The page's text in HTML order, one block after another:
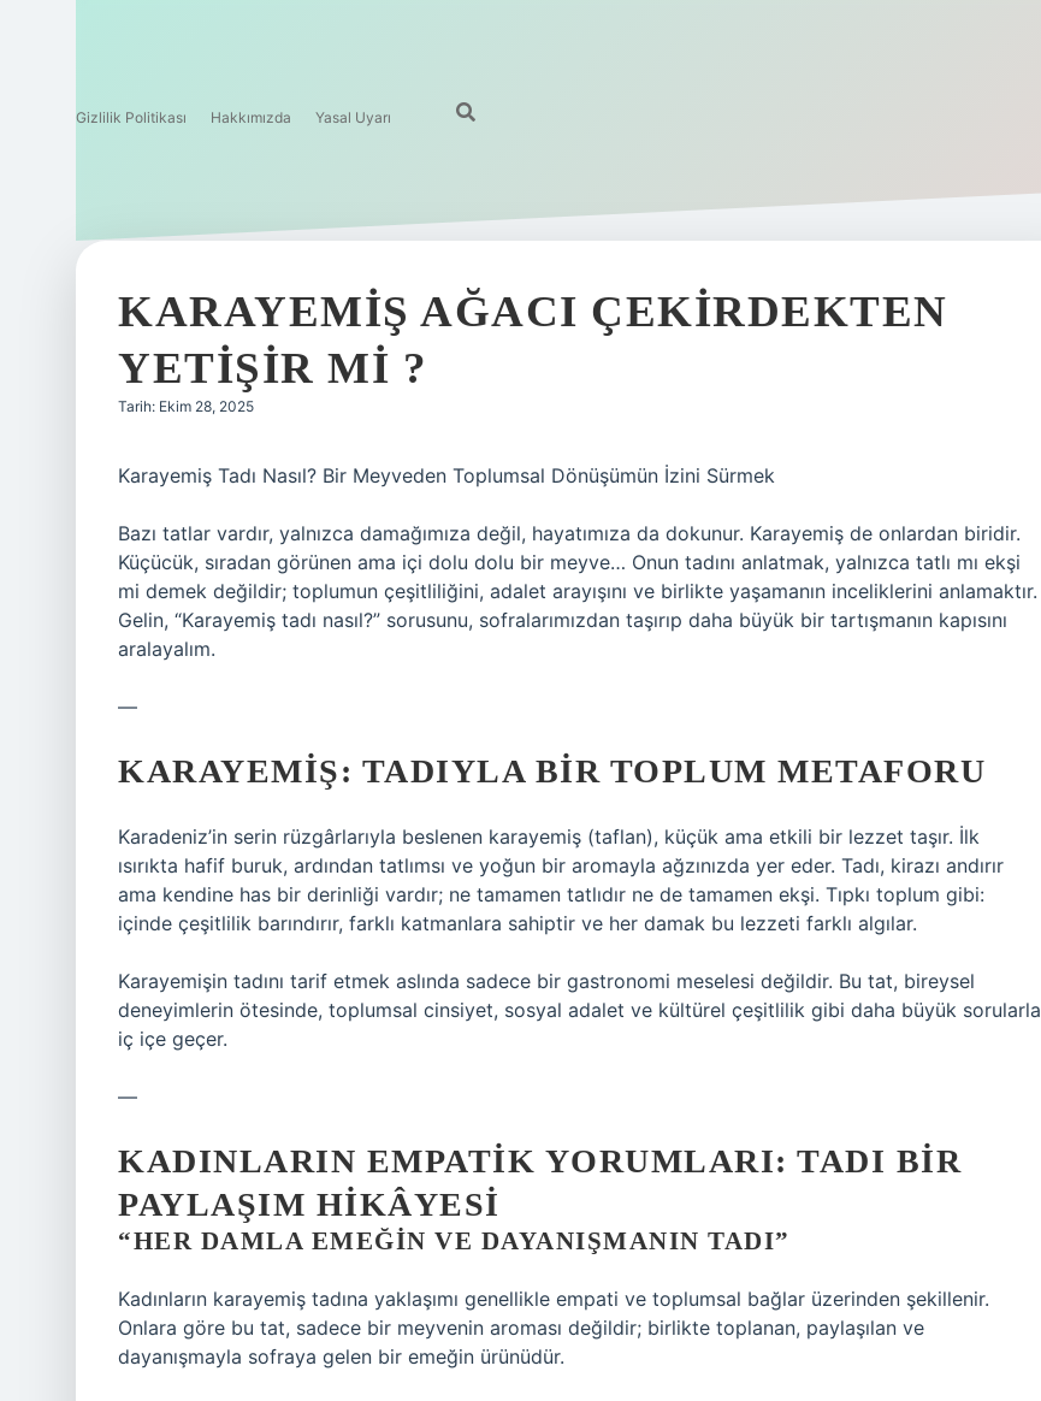
Gizlilik Politikası Hakkımızda Yasal Uyarı
KARAYEMIŞ AĞACI ÇEKIRDEKTEN
YETIŞIR MI ?
Tarih: Ekim 28, 2025
Karayemiş Tadı Nasıl? Bir Meyveden Toplumsal Dönüşümün İzini Sürmek
Bazı tatlar vardır, yalnızca damağımıza değil, hayatımıza da dokunur. Karayemiş de onlardan biridir.
Küçücük, sıradan görünen ama içi dolu dolu bir meyve… Onun tadını anlatmak, yalnızca tatlı mı ekşi
mi demek değildir; toplumun çeşitliliğini, adalet arayışını ve birlikte yaşamanın inceliklerini anlamaktır.
Gelin, “Karayemiş tadı nasıl?” sorusunu, sofralarımızdan taşırıp daha büyük bir tartışmanın kapısını
aralayalım.
—
KARAYEMIŞ: TADIYLA BIR TOPLUM METAFORU
Karadeniz’in serin rüzgârlarıyla beslenen karayemiş (taflan), küçük ama etkili bir lezzet taşır. İlk
ısırıkta hafif buruk, ardından tatlımsı ve yoğun bir aromayla ağzınızda yer eder. Tadı, kirazı andırır
ama kendine has bir derinliği vardır; ne tamamen tatlıdır ne de tamamen ekşi. Tıpkı toplum gibi:
içinde çeşitlilik barındırır, farklı katmanlara sahiptir ve her damak bu lezzeti farklı algılar.
Karayemişin tadını tarif etmek aslında sadece bir gastronomi meselesi değildir. Bu tat, bireysel
deneyimlerin ötesinde, toplumsal cinsiyet, sosyal adalet ve kültürel çeşitlilik gibi daha büyük sorularla
iç içe geçer.
—
KADINLARIN EMPATIK YORUMLARI: TADI BIR
PAYLAŞIM HIKÂYESI
“HER DAMLA EMEĞIN VE DAYANIŞMANIN TADI”
Kadınların karayemiş tadına yaklaşımı genellikle empati ve toplumsal bağlar üzerinden şekillenir.
Onlara göre bu tat, sadece bir meyvenin aroması değildir; birlikte toplanan, paylaşılan ve
dayanışmayla sofraya gelen bir emeğin ürünüdür.